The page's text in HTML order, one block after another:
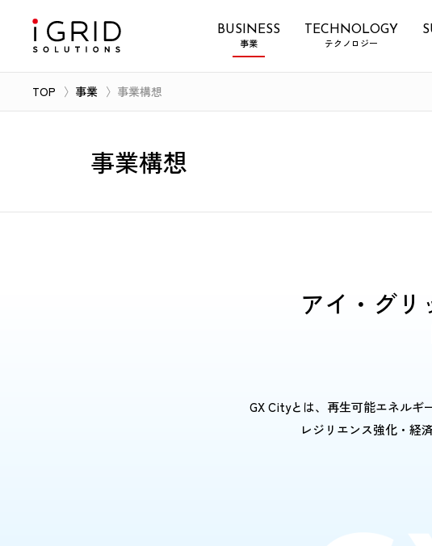
BUSINESS
事業
TECHNOLOGY
テクノロジー
TOP 事業 事業構想
事業構想
アイ・グ
GX Cityとは、再生可能エネルギ
レジリエンス強化・経